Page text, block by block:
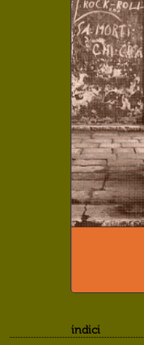
indici